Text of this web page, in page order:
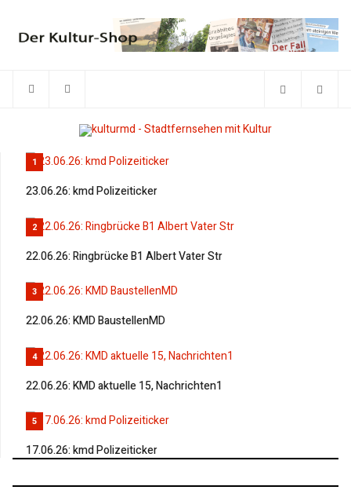
1
23.06.26: kmd Polizeiticker
2
22.06.26: Ringbrücke B1 Albert Vater Str
3
22.06.26: KMD BaustellenMD
4
22.06.26: KMD aktuelle 15, Nachrichten1
5
17.06.26: kmd Polizeiticker